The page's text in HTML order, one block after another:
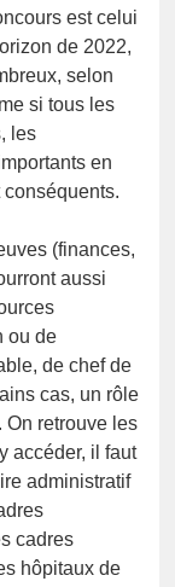
est celui
de 2022,
selon
si tous les
les
en
(finances,
aussi
ou de
de chef de
cas, un rôle
On retrouve les
accéder, il faut
administratif
cadres
hôpitaux de